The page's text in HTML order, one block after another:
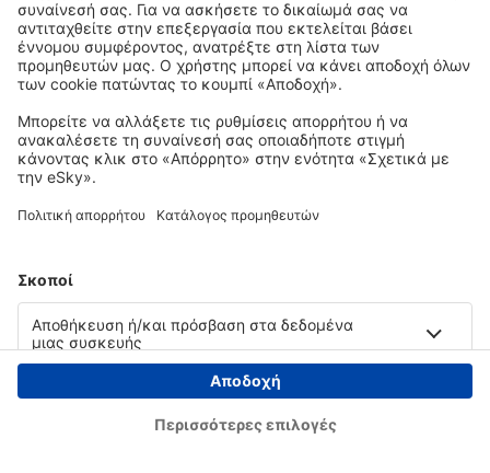
Copyright © eSky.gr. Με την επιφύλαξη παντός νομίμου δικαιώματος.